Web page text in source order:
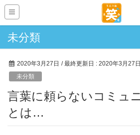
未分類
2020年3月27日 / 最終更新日 : 2020年3月27日
未分類
言葉に頼らないコミュニケーション
とは…